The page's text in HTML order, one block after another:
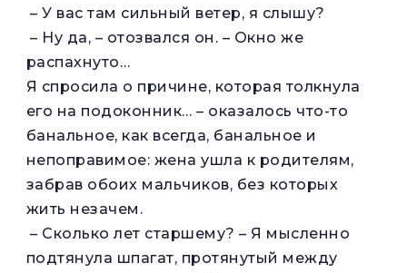
– У вас там сильный ветер, я слышу?
– Ну да, – отозвался он. – Окно же
распахнуто…
Я спросила о причине, которая толкнула
его на подоконник… – оказалось что-то
банальное, как всегда, банальное и
непоправимое: жена ушла к родителям,
забрав обоих мальчиков, без которых
жить незачем.
– Сколько лет старшему? – Я мысленно
подтянула шпагат, протянутый между